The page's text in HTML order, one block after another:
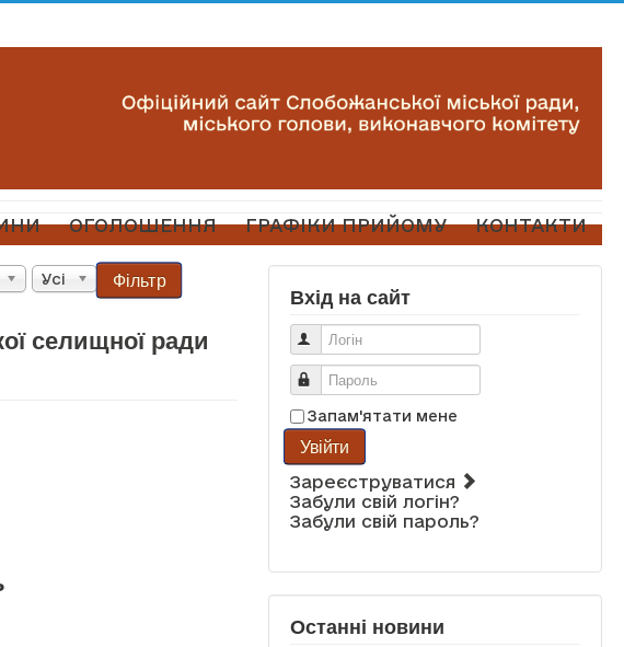
ОГОЛОШЕННЯ ГРАФІКИ ПРИЙОМУ КОНТАКТИ
Усі Фільтр
селищної ради
Вхід на сайт
Логін
Пароль
Запам'ятати мене
Увійти
Зареєструватися
Забули свій логін?
Забули свій пароль?
Останні новини